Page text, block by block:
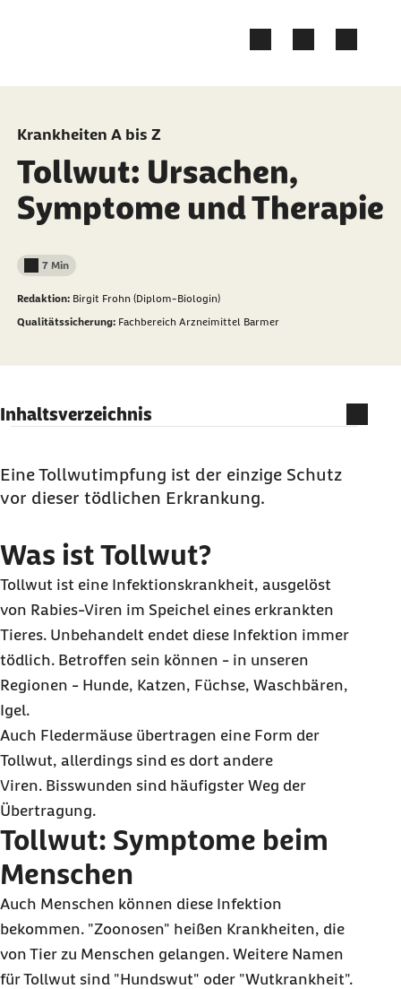
Krankheiten A bis Z
Tollwut: Ursachen,
Symptome und Therapie
Lesedauer weniger als
7 Min
Redaktion: Birgit Frohn (Diplom-Biologin)
Qualitätssicherung: Fachbereich Arzneimittel Barmer
Inhaltsverzeichnis
Tollwut: Symptome beim Menschen
Was passiert, wann man Tollwut bekommt?
Tollwut: Welche Therapie hilft?
Wie kann ich mich vor Tollwut schützen?
Eine Tollwutimpfung ist der einzige Schutz
vor dieser tödlichen Erkrankung.
Was ist Tollwut?
Tollwut ist eine Infektionskrankheit, ausgelöst
von Rabies-Viren im Speichel eines erkrankten
Tieres. Unbehandelt endet diese Infektion immer
tödlich. Betroffen sein können - in unseren
Regionen - Hunde, Katzen, Füchse, Waschbären,
Igel.
Auch Fledermäuse übertragen eine Form der
Tollwut, allerdings sind es dort andere
Viren. Bisswunden sind häufigster Weg der
Übertragung.
Tollwut: Symptome beim
Menschen
Auch Menschen können diese Infektion
bekommen. "Zoonosen" heißen Krankheiten, die
von Tier zu Menschen gelangen. Weitere Namen
für Tollwut sind "Hundswut" oder "Wutkrankheit".